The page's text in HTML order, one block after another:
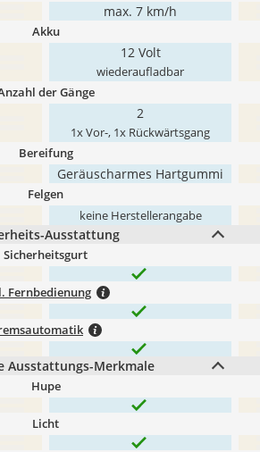
max. 7 km/h
Akku
12 Volt
wiederaufladbar
der Gänge
2
1x Vor-, 1x Rückwärtsgang
Bereifung
Geräuscharmes Hartgummi
Felgen
keine Herstellerangabe
Ausstattung
Sicherheitsgurt
Fernbedienung
Ausstattungs-Merkmale
Hupe
Licht